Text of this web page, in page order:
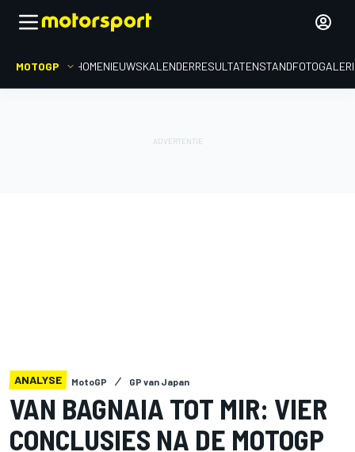
MOTOGP HOMENIEUWSKALENDERRESULTATENSTAND
ANALYSE MotoGP GP van Japan
VAN BAGNAIA TOT MIR: VIER
CONCLUSIES NA DE MOTOGP